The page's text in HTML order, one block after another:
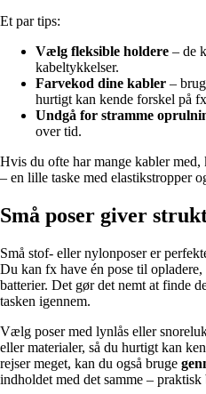
Et par tips:
Vælg fleksible holdere – de
kabeltykkelser.
Farvekod dine kabler –
hurtigt kan kende forskel på
Undgå for stramme
over tid.
Hvis du ofte har mange kabler med,
– en lille taske med elastikstropper
Små poser giver
Små stof- eller nylonposer er
Du kan fx have én pose til
batterier. Det gør det nemt at finde
tasken igennem.
Vælg poser med lynlås eller
eller materialer, så du hurtigt kan
rejser meget, kan du også bruge
indholdet med det samme –